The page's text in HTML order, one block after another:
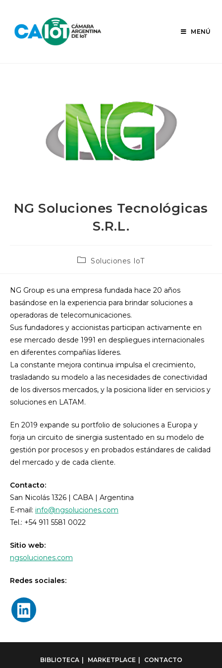
contenido
MENÚ
NG Soluciones Tecnológicas
S.R.L.
Categoría
entrada:
Soluciones IoT
NG Group es una empresa fundada hace 20 años
basándose en la experiencia para brindar soluciones a
operadoras de telecomunicaciones.
Sus fundadores y accionistas participan activamente en
ese mercado desde 1991 en despliegues internacionales
en diferentes compañías líderes.
La constante mejora continua impulsa el crecimiento,
trasladando su modelo a las necesidades de conectividad
de los diversos mercados, y la posiciona líder en servicios y
soluciones en LATAM.
En 2019 expande su portfolio de soluciones a Europa y
forja un circuito de sinergia sustentado en su modelo de
gestión por procesos y en probados estándares de calidad
del mercado y de cada cliente.
Contacto:
San Nicolás 1326 | CABA | Argentina
E-mail: info@ngsoluciones.com
Tel.: +54 911 5581 0022
Sitio web:
ngsoluciones.com
Redes sociales:
BIBLIOTECA MARKETPLACE CONTACTO